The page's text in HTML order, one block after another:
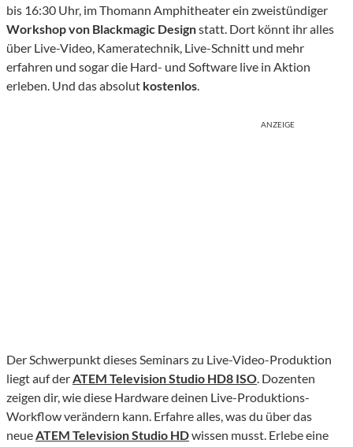
bis 16:30 Uhr, im Thomann Amphitheater ein zweistündiger
Workshop von Blackmagic Designstatt. Dort könnt ihr alles
über Live-Video, Kameratechnik, Live-Schnitt und mehr
erfahren und sogar die Hard- und Software live in Aktion
erleben. Und das absolut kostenlos.
ANZEIGE
Der Schwerpunkt dieses Seminars zu Live-Video-Produktion
liegt auf derATEM Television Studio HD8 ISO. Dozenten
zeigen dir, wie diese Hardware deinen Live-Produktions-
Workflow verändern kann. Erfahre alles, was du über das
neueATEM Television Studio HDwissen musst. Erlebe eine